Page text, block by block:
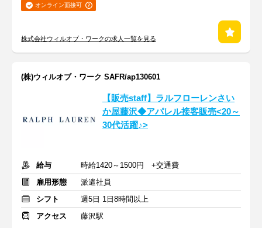
オンライン面接可
株式会社ウィルオブ・ワークの求人一覧を見る
(株)ウィルオブ・ワーク SAFR/ap130601
【販売staff】ラルフローレンさい
か屋藤沢◆アパレル接客販売<20～
30代活躍♪>
給与
時給1420～1500円 +交通費
雇用形態
派遣社員
シフト
週5日 1日8時間以上
アクセス
藤沢駅